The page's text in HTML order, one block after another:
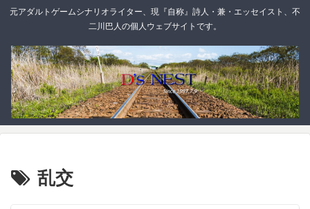
元アダルトゲームシナリオライター、現『自称』詩人・兼・エッセイスト、不
二川巴人の個人ウェブサイトです。
乱交